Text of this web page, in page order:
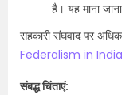
है। यह माना
सहकारी संघवाद पर
Federalism in
संबद्ध चिंताएं: